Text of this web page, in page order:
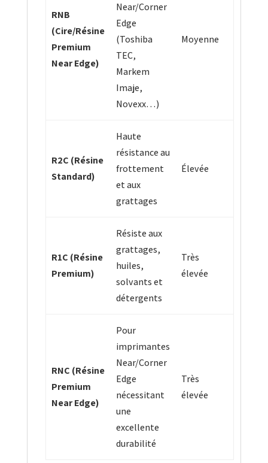
RNB
(Cire/Résine
Premium
Near Edge)
Near/Corner
Edge
(Toshiba
TEC,
Markem
Imaje,
Novexx…)
Moyenne
R2C (Résine
Standard)
Haute
résistance au
frottement
et aux
grattages
Élevée
R1C (Résine
Premium)
Résiste aux
grattages,
huiles,
solvants et
détergents
Très
élevée
RNC (Résine
Premium
Near Edge)
Pour
imprimantes
Near/Corner
Edge
nécessitant
une
excellente
durabilité
Très
élevée